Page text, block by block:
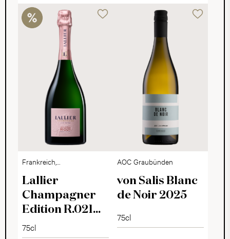
Frankreich,
Champagne
Lallier
Champagner
Edition R.021
Rosé Brut
75cl
AOC Graubünden
von Salis Blanc
de Noir 2025
75cl